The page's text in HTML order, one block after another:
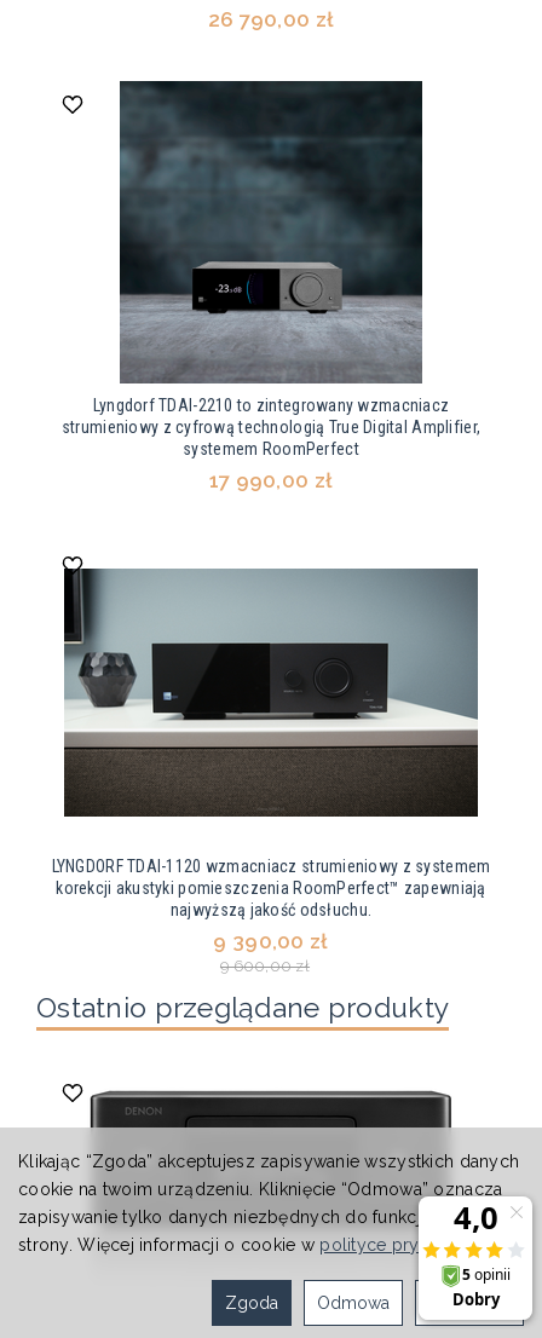
26 790,00 zł
Lyngdorf TDAI-2210 to zintegrowany wzmacniacz
strumieniowy z cyfrową technologią True Digital Amplifier,
systemem RoomPerfect
17 990,00 zł
LYNGDORF TDAI-1120 wzmacniacz strumieniowy z systemem
korekcji akustyki pomieszczenia RoomPerfect™ zapewniają
najwyższą jakość odsłuchu.
9 390,00 zł
9 600,00 zł
Ostatnio przeglądane produkty
Klikając “Zgoda” akceptujesz zapisywanie wszystkich danych
cookie na twoim urządzeniu. Kliknięcie “Odmowa” oznacza
zapisywanie tylko danych niezbędnych do funkcjonowania
strony. Więcej informacji o cookie w polityce prywatności.
Ustawienia
Odmowa
Zgoda